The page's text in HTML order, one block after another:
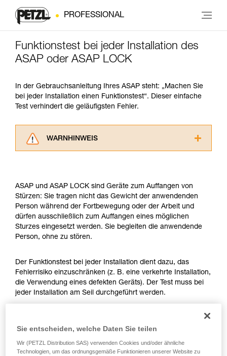
PROFESSIONAL
Funktionstest bei jeder Installation des
ASAP oder ASAP LOCK
In der Gebrauchsanleitung Ihres ASAP steht: „Machen Sie
bei jeder Installation einen Funktionstest“. Dieser einfache
Test verhindert die geläufigsten Fehler.
WARNHINWEIS
ziehen. Um diese Zusatzinformationen
verstehen zu können, müssen Sie zuerst die in
der Gebrauchsanweisung enthaltenen
Informationen richtig verstanden haben.
Die Beherrschung dieser Techniken setzt eine
entsprechende Ausbildung und ein spezielles
einem Profi, ob Sie in der Lage sind, den
Vorgang alleine sicher zu wiederholen, bevor
Sie ihn eigenständig durchführen.
Wir geben Beispiele für die mit Ihrer Aktivität
ASAP und ASAP LOCK sind Geräte zum Auffangen von
Stürzen: Sie tragen nicht das Gewicht der anwendenden
Person während der Fortbewegung oder der Arbeit und
dürfen ausschließlich zum Auffangen eines möglichen
Sturzes eingesetzt werden. Sie begleiten die anwendende
Person, ohne zu stören.
Der Funktionstest bei jeder Installation dient dazu, das
Fehlerrisiko einzuschränken (z. B. eine verkehrte Installation,
die Verwendung eines defekten Geräts). Der Test muss bei
jeder Installation am Seil durchgeführt werden.
Durchführung des Tests, dass die LOCK-Funktion deaktiviert
Sie entscheiden, welche Daten Sie teilen
Wir (PETZL Distribution SAS) verwenden Cookies und/oder ähnliche
Technologien, um das ordnungsgemäße Funktionieren unserer Website zu